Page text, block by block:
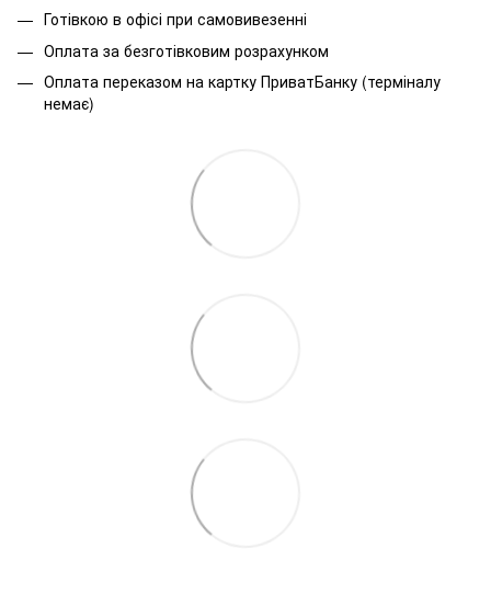
Готівкою в офісі при самовивезенні
Оплата за безготівковим розрахунком
Оплата переказом на картку ПриватБанку (терміналу
немає)